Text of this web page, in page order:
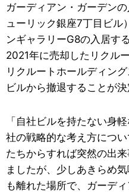
ガーディアン・ガーデン
ューリック銀座7丁目ビル
ンギャラリーG8の入居す
2021年に売却したリクル
リクルートホールディン
ビルから撤退することが決
「自社ビルを持たない身
社の戦略的な考え方につ
たちからすれば突然の出
ましたが、少しあきらめ
も離れた場所で、ガーデ